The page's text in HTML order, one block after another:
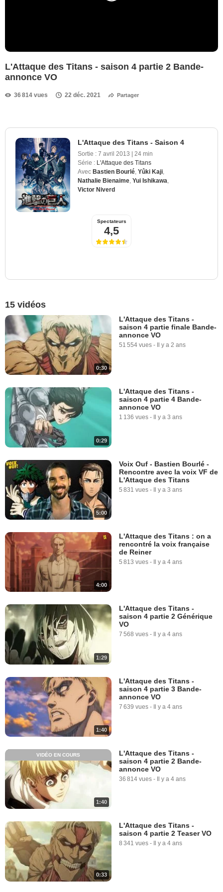
L'Attaque des Titans - saison 4 partie 2 Bande-
annonce VO
36 814 vues 22 déc. 2021 Partager
L'Attaque des Titans - Saison 4
Sortie : 7 avril 2013 | 24 min
Série : L'Attaque des Titans
Avec Bastien Bourlé Yûki Kaji
Nathalie Bienaime Yui Ishikawa
Victor Niverd
Spectateurs
4,5
15 vidéos
0:30
L'Attaque des Titans -
saison 4 partie finale Bande-
annonce VO
51 554 vues - Il y a 2 ans
0:29
L'Attaque des Titans -
saison 4 partie 4 Bande-
annonce VO
1 136 vues - Il y a 3 ans
5:00
Voix Ouf - Bastien Bourlé -
Rencontre avec la voix VF de
L'Attaque des Titans
5 831 vues - Il y a 3 ans
4:00
L'Attaque des Titans : on a
rencontré la voix française
de Reiner
5 813 vues - Il y a 4 ans
1:29
L'Attaque des Titans -
saison 4 partie 2 Générique
VO
7 568 vues - Il y a 4 ans
1:40
L'Attaque des Titans -
saison 4 partie 3 Bande-
annonce VO
7 639 vues - Il y a 4 ans
1:40
VIDÉO EN COURS
L'Attaque des Titans -
saison 4 partie 2 Bande-
annonce VO
36 814 vues - Il y a 4 ans
0:33
L'Attaque des Titans -
saison 4 partie 2 Teaser VO
8 341 vues - Il y a 4 ans